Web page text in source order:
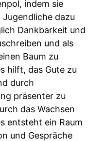
indem sie
Jugendliche dazu
Dankbarkeit und
und als
Baum zu
hilft, das Gute zu
durch
präsenter zu
das Wachsen
entsteht ein Raum
und Gespräche